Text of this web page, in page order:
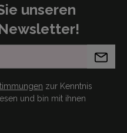
unseren
zur Kenntnis
und bin mit ihnen